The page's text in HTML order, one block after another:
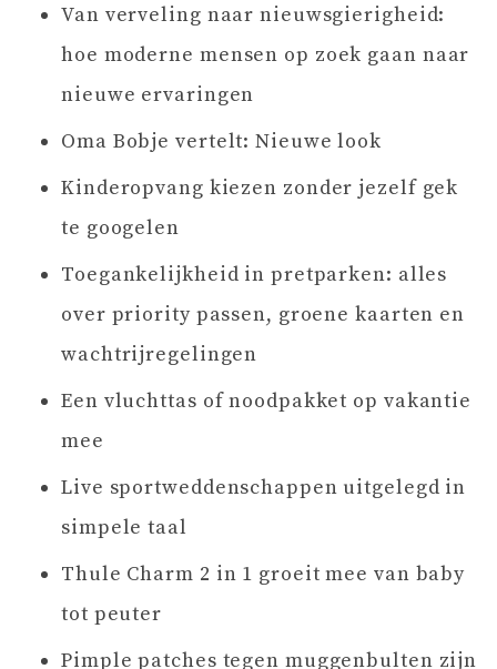
Van verveling naar nieuwsgierigheid:
hoe moderne mensen op zoek gaan naar
nieuwe ervaringen
Oma Bobje vertelt: Nieuwe look
Kinderopvang kiezen zonder jezelf gek
te googelen
Toegankelijkheid in pretparken: alles
over priority passen, groene kaarten en
wachtrijregelingen
Een vluchttas of noodpakket op vakantie
mee
Live sportweddenschappen uitgelegd in
simpele taal
Thule Charm 2 in 1 groeit mee van baby
tot peuter
Pimple patches tegen muggenbulten zijn